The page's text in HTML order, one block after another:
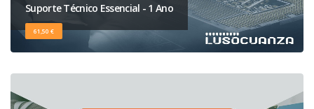
Suporte Técnico Essencial - 1 Ano
61,50 €